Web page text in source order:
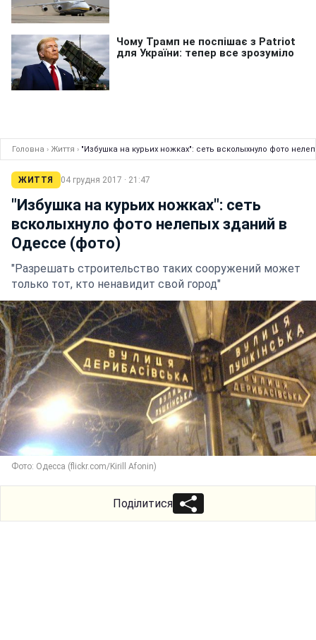
Головна › Життя › "Избушка на курьих ножках": сеть всколыхнуло фото
ЖИТТЯ 04 грудня 2017 · 21:47
"Избушка на курьих ножках": сеть
всколыхнуло фото нелепых зданий в
Одессе (фото)
"Разрешать строительство таких сооружений может
только тот, кто ненавидит свой город"
Фото: Одесса (flickr.com/Kirill Afonin)
Поділитися